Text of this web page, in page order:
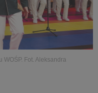
WOŚP. Fot. Aleksandra